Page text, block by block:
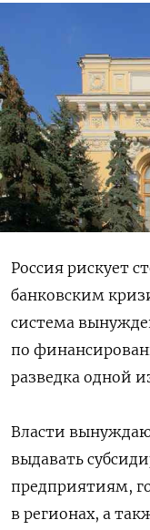
Россия рискует
банковским
система
по
разведка одной
Власти
выдавать
предприятиям,
в регионах, а